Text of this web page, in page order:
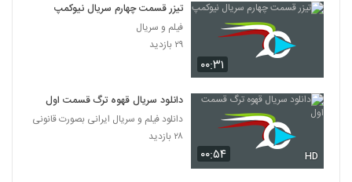
۰۰:۳۱
تیزر قسمت چهارم سریال نیوکمپ
فیلم و سریال
۲۹ بازدید
۰۰:۵۴ HD
دانلود سریال قهوه ترگ قسمت اول
دانلود فیلم و سریال ایرانی بصورت قانونی
۲۸ بازدید